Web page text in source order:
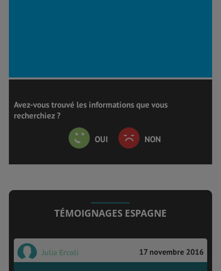
Avez-vous trouvé les informations que vous
recherchiez ?
OUI NON
TÉMOIGNAGES ESPAGNE
Julia Ercoli 17 novembre 2016